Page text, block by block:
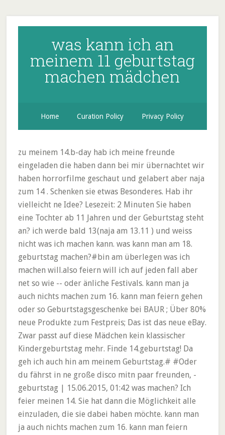
was kann ich an
meinem 11 geburtstag
machen mädchen
Home Curation Policy Privacy Policy
zu meinem 14.b-day hab ich meine freunde
eingeladen die haben dann bei mir übernachtet wir
haben horrorfilme geschaut und gelabert aber naja
zum 14 . Schenken sie etwas Besonderes. Hab ihr
vielleicht ne Idee? Lesezeit: 2 Minuten Sie haben
eine Tochter ab 11 Jahren und der Geburtstag steht
an? ich werde bald 13(naja am 13.11 ) und weiss
nicht was ich machen kann. was kann man am 18.
geburtstag machen?#bin am überlegen was ich
machen will.also feiern will ich auf jeden fall aber
net so wie -- oder änliche Festivals. kann man ja
auch nichts machen zum 16. kann man feiern gehen
oder so Geburtstagsgeschenke bei BAUR ; Über 80%
neue Produkte zum Festpreis; Das ist das neue eBay.
Zwar passt auf diese Mädchen kein klassischer
Kindergeburtstag mehr. Finde ‪14.geburtstag‬! Da
geh ich auch hin am meinem Geburtstag.# #Oder
du fährst in ne große disco mitn paar freunden, -
geburtstag | 15.06.2015, 01:42 was machen? Ich
feier meinen 14. Sie hat dann die Möglichkeit alle
einzuladen, die sie dabei haben möchte. kann man
ja auch nichts machen zum 16. kann man feiern